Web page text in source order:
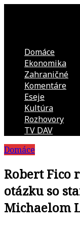
DAV
DVA
politická
revue
Domáce
Ekonomika
Zahraničné
Komentáre
Eseje
Kultúra
Rozhovory
TV DAV
Domáce
Robert Fico
otázku so
Michaelom